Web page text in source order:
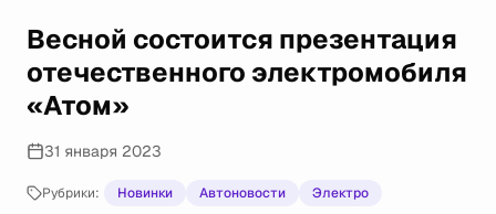
электромобиля «Атом»
Весной состоится презентация
отечественного электромобиля
«Атом»
31 января 2023
Рубрики: Новинки Автоновости Электро